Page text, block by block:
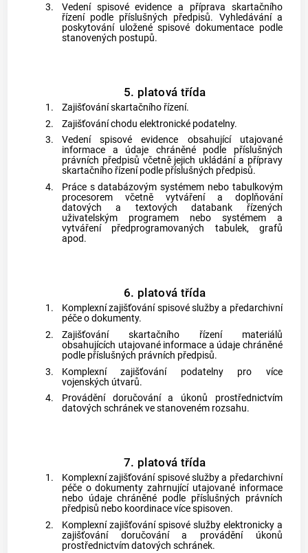
3.
Vedení spisové evidence a příprava skartačního
řízení podle příslušných předpisů. Vyhledávání a
poskytování uložené spisové dokumentace podle
stanovených postupů.
5. platová třída
1.
Zajišťování skartačního řízení.
2.
Zajišťování chodu elektronické podatelny.
3.
Vedení spisové evidence obsahující utajované
informace a údaje chráněné podle příslušných
právních předpisů včetně jejich ukládání a přípravy
skartačního řízení podle příslušných předpisů.
4.
Práce s databázovým systémem nebo tabulkovým
procesorem včetně vytváření a doplňování
datových a textových databank řízených
uživatelským programem nebo systémem a
vytváření předprogramovaných tabulek, grafů
apod.
6. platová třída
1.
Komplexní zajišťování spisové služby a předarchivní
péče o dokumenty.
2.
Zajišťování skartačního řízení materiálů
obsahujících utajované informace a údaje chráněné
podle příslušných právních předpisů.
3.
Komplexní zajišťování podatelny pro více
vojenských útvarů.
4.
Provádění doručování a úkonů prostřednictvím
datových schránek ve stanoveném rozsahu.
7. platová třída
1.
Komplexní zajišťování spisové služby a předarchivní
péče o dokumenty zahrnující utajované informace
nebo údaje chráněné podle příslušných právních
předpisů nebo koordinace více spisoven.
2.
Komplexní zajišťování spisové služby elektronicky a
zajišťování doručování a provádění úkonů
prostřednictvím datových schránek.